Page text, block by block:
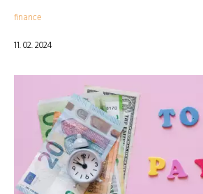
finance
11. 02. 2024